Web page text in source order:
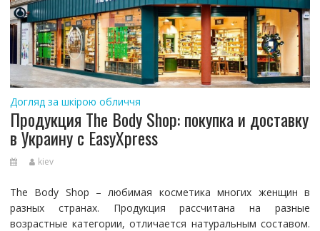
Догляд за шкірою обличчя
Продукция The Body Shop: покупка и доставку
в Украину с EasyXpress
kiev
The Body Shop – любимая косметика многих женщин в
разных странах. Продукция рассчитана на разные
возрастные категории, отличается натуральным составом.